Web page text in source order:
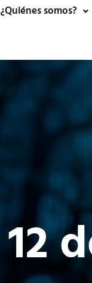
¿Quiénes somos?
12